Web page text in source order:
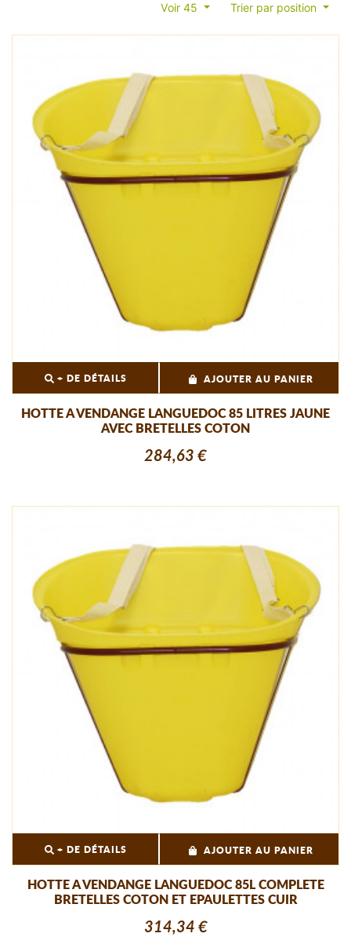
Voir 45 Trier par position
+ DE DÉTAILS AJOUTER AU PANIER
HOTTE A VENDANGE LANGUEDOC 85 LITRES JAUNE
AVEC BRETELLES COTON
284,63 €
+ DE DÉTAILS AJOUTER AU PANIER
HOTTE A VENDANGE LANGUEDOC 85L COMPLETE
BRETELLES COTON ET EPAULETTES CUIR
314,34 €